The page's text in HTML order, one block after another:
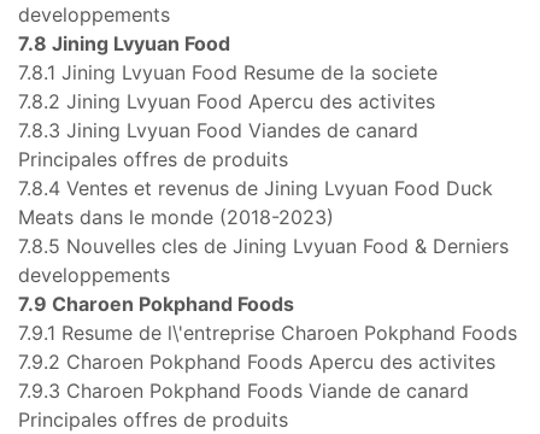
developpements
7.8 Jining Lvyuan Food
7.8.1 Jining Lvyuan Food Resume de la societe
7.8.2 Jining Lvyuan Food Apercu des activites
7.8.3 Jining Lvyuan Food Viandes de canard
Principales offres de produits
7.8.4 Ventes et revenus de Jining Lvyuan Food Duck
Meats dans le monde (2018-2023)
7.8.5 Nouvelles cles de Jining Lvyuan Food & Derniers
developpements
7.9 Charoen Pokphand Foods
7.9.1 Resume de l\'entreprise Charoen Pokphand Foods
7.9.2 Charoen Pokphand Foods Apercu des activites
7.9.3 Charoen Pokphand Foods Viande de canard
Principales offres de produits